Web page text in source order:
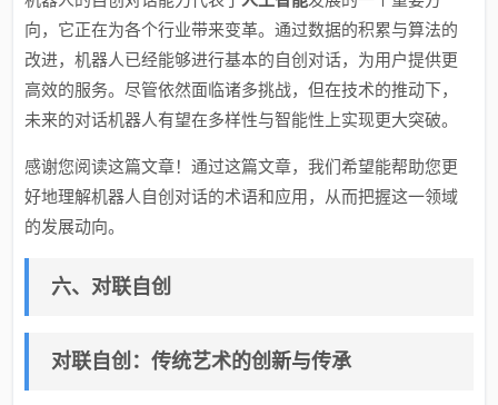
向，它正在为各个行业带来变革。通过数据的积累与算法的
改进，机器人已经能够进行基本的自创对话，为用户提供更
高效的服务。尽管依然面临诸多挑战，但在技术的推动下，
未来的对话机器人有望在多样性与智能性上实现更大突破。
感谢您阅读这篇文章！通过这篇文章，我们希望能帮助您更
好地理解机器人自创对话的术语和应用，从而把握这一领域
的发展动向。
六、对联自创
对联自创：传统艺术的创新与传承